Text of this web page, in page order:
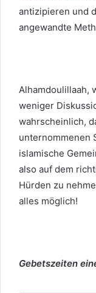
antizipieren und
angewandte
Alhamdoulillaah,
weniger
wahrscheinlich,
unternommenen
islamische
also auf dem
Hürden zu
alles möglich!
Gebetszeiten